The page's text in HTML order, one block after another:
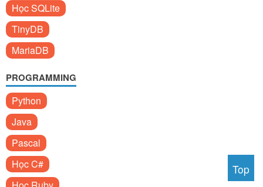
Học SQLite
TinyDB
MariaDB
PROGRAMMING
Python
Java
Pascal
Học C#
Top